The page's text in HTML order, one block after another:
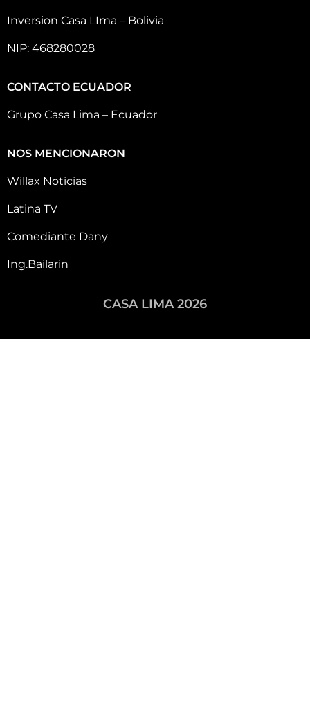
Inversion Casa LIma – Bolivia
NIP: 468280028
CONTACTO ECUADOR
Grupo Casa Lima – Ecuador
NOS MENCIONARON
Willax Noticias
Latina TV
Comediante Dany
Ing.Bailarin
CASA LIMA 2026